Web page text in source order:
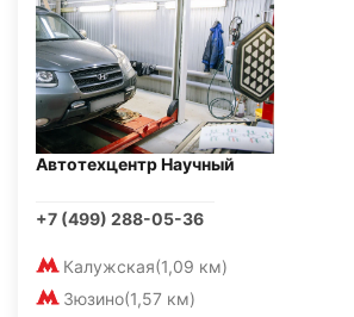
Автотехцентр Научный
+7 (499) 288-05-36
Калужская(1,09 км)
Зюзино(1,57 км)